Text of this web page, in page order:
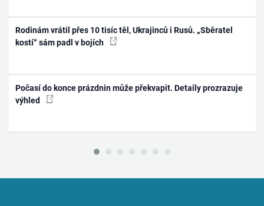
Rodinám vrátil přes 10 tisíc těl, Ukrajinců i Rusů. „Sběratel
kostí“ sám padl v bojích
Počasí do konce prázdnin může překvapit. Detaily prozrazuje
výhled